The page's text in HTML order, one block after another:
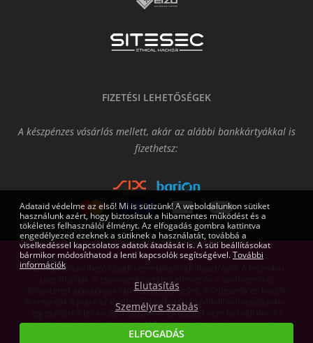
FIZETÉSI LEHETŐSÉGEK
A készpénzes vásárlás mellett, akár az alábbi bankkártyákkal is
fizethetsz:
Az oldalon található képek némelyike csak illusztráció. A technikai
specifikációk, a csomagok tartalmi elemei és a szoftvereknél
feltüntetett gépigények tájékoztató jellegűek, a fejlesztők és kiadók
fenntartják a jogot az esetleges tájékoztatás nélküli változtatásokra,
így ezekért a leírásokért cégünk felelősséget nem tud vállalni. Az
árváltoztatás jogát fenntartjuk! Az itt megjelent írásos anyagok a
Gamers.eu Kft. tulajdonát képezik.
Adataid védelme az első! Mi is sütizünk! A weboldalunkon sütiket
használunk azért, hogy biztosítsuk a hibamentes működést és a
tökéletes felhasználói élményt. Az elfogadás gombra kattintva
engedélyezed ezeknek a sütiknek a használatát, továbbá a
viselkedéssel kapcsolatos adatok átadását is. A süti beállításokat
bármikor módosíthatod a lenti kapcsolók segítségével.További
információk
Elutasítás
Személyre szabás
ELFOGADÁS